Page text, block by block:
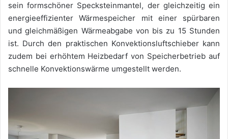
sein formschöner Specksteinmantel, der gleichzeitig ein
energieeffizienter Wärmespeicher mit einer spürbaren
und gleichmäßigen Wärmeabgabe von bis zu 15 Stunden
ist. Durch den praktischen Konvektionsluftschieber kann
zudem bei erhöhtem Heizbedarf von Speicherbetrieb auf
schnelle Konvektionswärme umgestellt werden.